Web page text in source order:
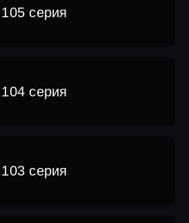
105 серия
104 серия
103 серия